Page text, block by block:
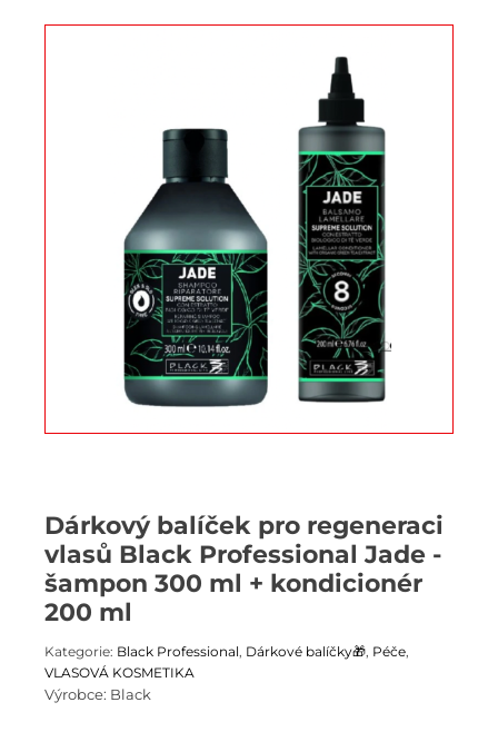
Dárkový balíček pro regeneraci
vlasů Black Professional Jade -
šampon 300 ml + kondicionér
200 ml
Kategorie: Black Professional Dárkové balíčky🎁 Péče
VLASOVÁ KOSMETIKA
Výrobce: Black